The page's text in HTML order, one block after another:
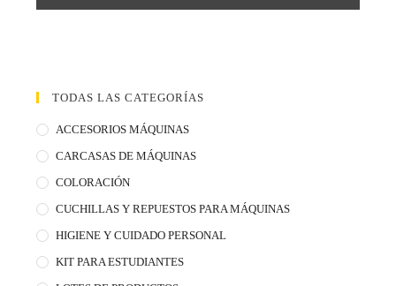
TODAS LAS CATEGORÍAS
ACCESORIOS MÁQUINAS
CARCASAS DE MÁQUINAS
COLORACIÓN
CUCHILLAS Y REPUESTOS PARA MÁQUINAS
HIGIENE Y CUIDADO PERSONAL
KIT PARA ESTUDIANTES